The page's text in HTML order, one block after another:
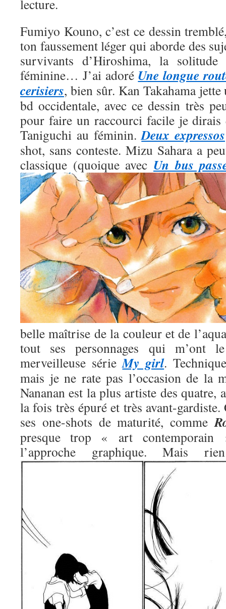
lecture.
Fumiyo Kouno, c’est ce dessin
ton faussement léger qui aborde des
survivants d’Hiroshima, la
féminine… J’ai adoré Une longue
cerisiers, bien sûr. Kan Takahama
bd occidentale, avec ce dessin très
pour faire un raccourci facile je dirais
Taniguchi au féminin.Deux expressos
shot, sans conteste. Mizu Sahara a
classique (quoique avec Un bus
belle maîtrise de la couleur et de
tout ses personnages qui m’ont
merveilleuse sérieMy girl.
mais je ne rate pas l’occasion de la
Nananan est la plus artiste des quatre,
la fois très épuré et très avant-
ses one-shots de maturité, comme
presque trop « art contemporain
l’approche graphique. Mais